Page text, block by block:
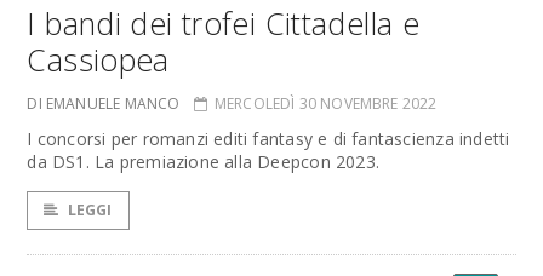
I bandi dei trofei Cittadella e
Cassiopea
DI EMANUELE MANCO MERCOLEDÌ 30 NOVEMBRE 2022
I concorsi per romanzi editi fantasy e di fantascienza indetti
da DS1. La premiazione alla Deepcon 2023.
LEGGI